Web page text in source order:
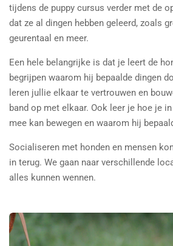
tijdens de puppy cursus verder met de
dat ze al dingen hebben geleerd, zoals
geurentaal en meer.
Een hele belangrijke is dat je leert de
begrijpen waarom hij bepaalde dingen
leren jullie elkaar te vertrouwen en
band op met elkaar. Ook leer je hoe je
mee kan bewegen en waarom hij
Socialiseren met honden en mensen
in terug. We gaan naar verschillende
alles kunnen wennen.